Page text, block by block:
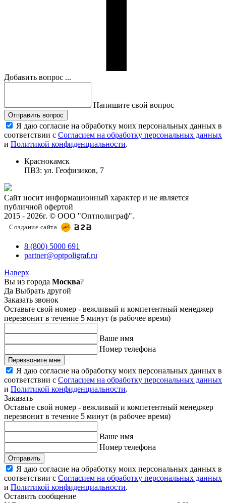
Добавить вопрос ...
Напишите свой вопрос
Отправить вопрос
Я даю согласие на обработку моих персональных данных в
соответствии с Согласием на обработку персональных данных
и Политикой конфиденциальности.
Краснокамск
ПВЗ: ул. Геофизиков, 7
Сайт носит информационный характер и не является
публичной офертой
2015 - 2026г. © ООО "Оптполиграф".
Создание сайта
8 (800) 5000 691
partner@optpoligraf.ru
Наверх
Вы из города Москва?
Да Выбрать другой
Заказать звонок
Оставьте свой номер - вежливый и компетентный менеджер
перезвонит в течение 5 минут (в рабочее время)
Ваше имя
Номер телефона
Перезвоните мне
Я даю согласие на обработку моих персональных данных в
соответствии с Согласием на обработку персональных данных
и Политикой конфиденциальности.
Заказать
Оставьте свой номер - вежливый и компетентный менеджер
перезвонит в течение 5 минут (в рабочее время)
Ваше имя
Номер телефона
Отправить
Я даю согласие на обработку моих персональных данных в
соответствии с Согласием на обработку персональных данных
и Политикой конфиденциальности.
Оставить сообщение